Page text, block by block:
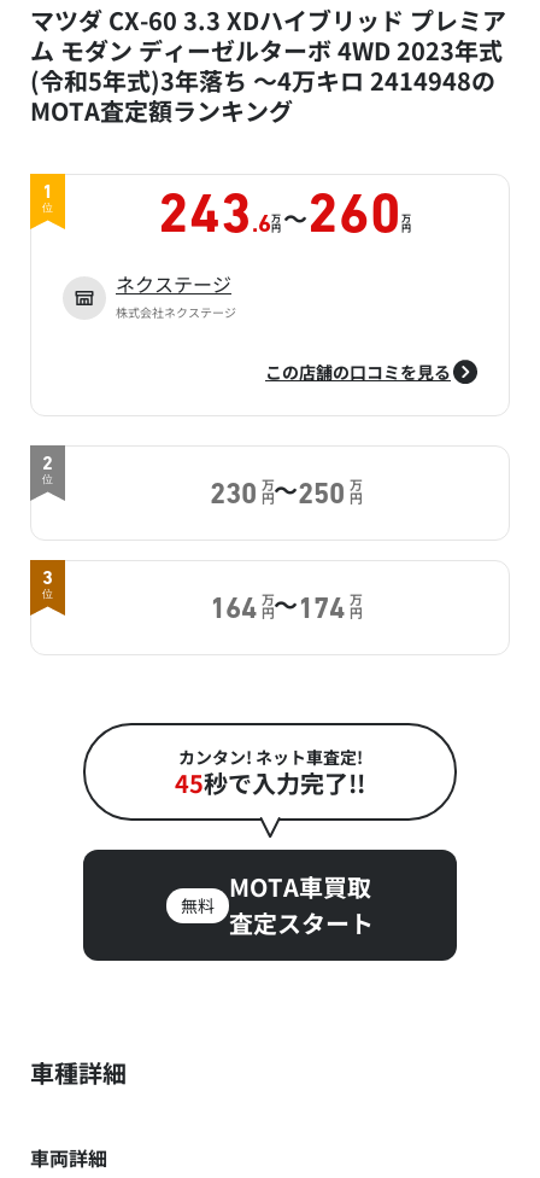
マツダ CX-60 3.3 XDハイブリッド プレミア
ム モダン ディーゼルターボ 4WD 2023年式
(令和5年式)3年落ち ～4万キロ 2414948の
MOTA査定額ランキング
1
位 243 .6万
円 ～260 万
円
ネクステージ
株式会社ネクステージ
この店舗の口コミを見る
2
位
230 万
円～250 万
円
3
位
164 万
円～174 万
円
カンタン! ネット車査定!
45秒で入力完了!!
無料
MOTA車買取
査定スタート
車種詳細
車両詳細